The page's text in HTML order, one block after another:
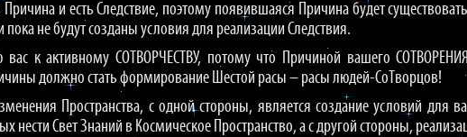
и есть Следствие, поэтому появившаяся Причина будет
не будут созданы условия для реализации Следствия.
к активному СОТВОРЧЕСТВУ, потому что Причиной вашего
должно стать формирование Шестой расы – расы людей-СоТворцов!
Пространства, с одной стороны, является создание условий для
нести Свет Знаний в Космическое Пространство, а с другой стороны,